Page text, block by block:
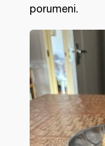
porumeni.